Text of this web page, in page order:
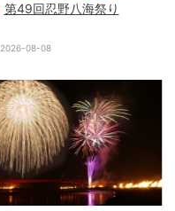
第49回忍野八海祭り
2026-08-08